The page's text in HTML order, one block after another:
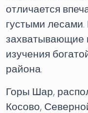
отличается
густыми
захватывающие
изучения
района.
Горы Шар,
Косово,